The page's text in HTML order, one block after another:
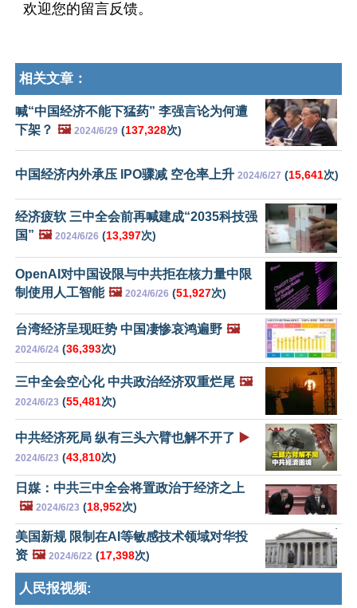
欢迎您的留言反馈。
相关文章：
喊“中国经济不能下猛药” 李强言论为何遭
下架？ 🖼️ 2024/6/29 (137,328次)
中国经济内外承压 IPO骤减 空仓率上升 2024/6/27 (15,641次)
经济疲软 三中全会前再喊建成“2035科技强
国” 🖼️ 2024/6/26 (13,397次)
OpenAI对中国设限与中共拒在核力量中限
制使用人工智能 🖼️ 2024/6/26 (51,927次)
台湾经济呈现旺势 中国凄惨哀鸿遍野 🖼️
2024/6/24 (36,393次)
三中全会空心化 中共政治经济双重烂尾 🖼️
2024/6/23 (55,481次)
中共经济死局 纵有三头六臂也解不开了 ▶️
2024/6/23 (43,810次)
日媒：中共三中全会将置政治于经济之上
🖼️ 2024/6/23 (18,952次)
美国新规 限制在AI等敏感技术领域对华投
资 🖼️ 2024/6/22 (17,398次)
人民报视频: